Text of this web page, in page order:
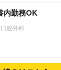
内勤務OK
腔外科